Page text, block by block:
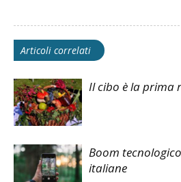
Articoli correlati
Il cibo è la prima
Boom
italiane